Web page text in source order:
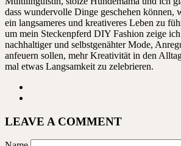
dass wundervolle Dinge geschehen können,
ein langsameres und kreativeres Leben zu
um mein Steckenpferd DIY Fashion zeige
nachhaltiger und selbstgenähter Mode,
anfeuern sollen, mehr Kreativität in den
mal etwas Langsamkeit zu zelebrieren.
LEAVE A COMMENT